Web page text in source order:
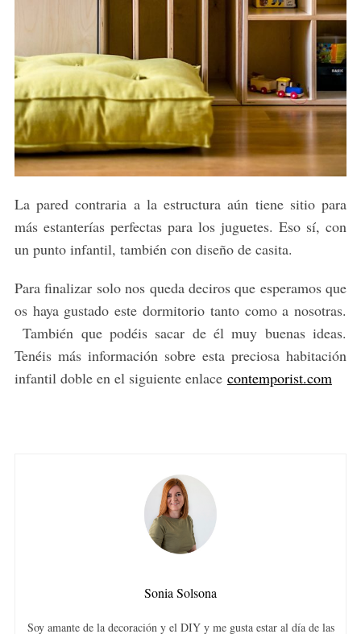
La pared contraria a la estructura aún tiene sitio para
más estanterías perfectas para los juguetes. Eso sí, con
un punto infantil, también con diseño de casita.
Para finalizar solo nos queda deciros que esperamos que
os haya gustado este dormitorio tanto como a nosotras.
También que podéis sacar de él muy buenas ideas.
Tenéis más información sobre esta preciosa habitación
infantil doble en el siguiente enlace contemporist.com
Sonia Solsona
Soy amante de la decoración y el DIY y me gusta estar al día de las